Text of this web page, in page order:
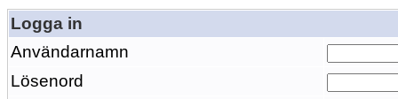
Logga in
Användarnamn
Lösenord